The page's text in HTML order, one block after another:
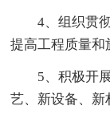
4、组织贯
提高工程质量和
5、积极开
艺、新设备、新